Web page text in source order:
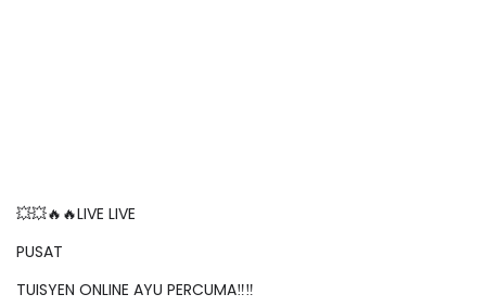
💥💥🔥🔥LIVE LIVE
PUSAT
TUISYEN ONLINE AYU PERCUMA‼️‼️